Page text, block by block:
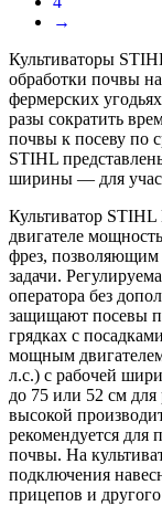
→
Культиваторы
обработки почвы
фермерских
разы сократить
почвы к посеву по
STIHL
ширины — для
Культиватор STIHL
двигателе
фрез, позволяющим
задачи.
оператора без
защищают посевы
грядках с
мощным
л.с.) с рабочей
до 75 или 52 см для
высокой
рекомендуется для
почвы. На
подключения
прицепов и